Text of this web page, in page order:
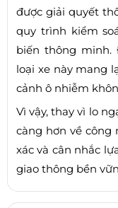
được giải quyết
quy trình kiểm
biến thông
loại xe này mang
cảnh ô nhiễm
Vì vậy, thay vì lo
càng hơn về công
xác và cân nhắc
giao thông bền